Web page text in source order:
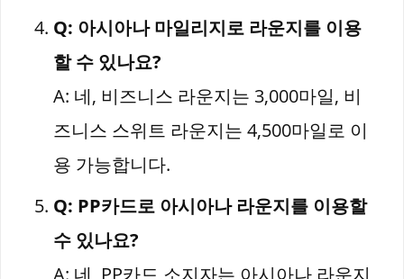
Q: 아시아나 마일리지로 라운지를 이용
할 수 있나요?
A: 네, 비즈니스 라운지는 3,000마일, 비
즈니스 스위트 라운지는 4,500마일로 이
용 가능합니다.
Q: PP카드로 아시아나 라운지를 이용할
수 있나요?
A: 네, PP카드 소지자는 아시아나 라운지